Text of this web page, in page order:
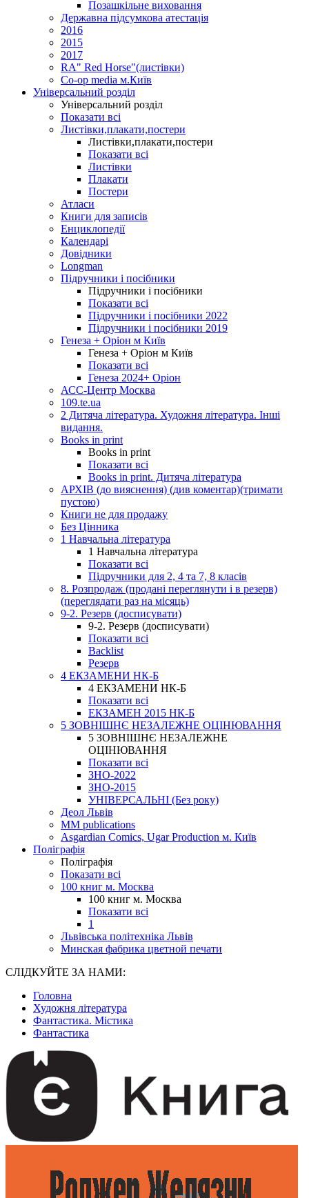
Позашкільне виховання
Державна підсумкова атестація
2016
2015
2017
RA" Red Horse"(листівки)
Co-op media м.Київ
Універсальний розділ
Універсальний розділ
Показати всі
Листівки,плакати,постери
Листівки,плакати,постери
Показати всі
Листівки
Плакати
Постери
Атласи
Книги для записів
Енциклопедії
Календарі
Довідники
Longman
Підручники і посібники
Підручники і посібники
Показати всі
Підручники і посібники 2022
Підручники і посібники 2019
Генеза + Оріон м Київ
Генеза + Оріон м Київ
Показати всі
Генеза 2024+ Оріон
АСС-Центр Москва
109.te.ua
2 Дитяча література. Художня література. Інші
видання.
Books in print
Books in print
Показати всі
Books in print. Дитяча література
АРХІВ (до вияснення) (див коментар)(тримати
пустою)
Книги не для продажу
Без Цінника
1 Навчальна література
1 Навчальна література
Показати всі
Підручники для 2, 4 та 7, 8 класів
8. Розпродаж (продані переглянути і в резерв)
(переглядати раз на місяць)
9-2. Резерв (досписувати)
9-2. Резерв (досписувати)
Показати всі
Backlist
Резерв
4 ЕКЗАМЕНИ НК-Б
4 ЕКЗАМЕНИ НК-Б
Показати всі
ЕКЗАМЕН 2015 НК-Б
5 ЗОВНІШНЄ НЕЗАЛЕЖНЕ ОЦІНЮВАННЯ
5 ЗОВНІШНЄ НЕЗАЛЕЖНЕ
ОЦІНЮВАННЯ
Показати всі
ЗНО-2022
ЗНО-2015
УНІВЕРСАЛЬНІ (Без року)
Деол Львів
MM publications
Asgardian Comics, Ugar Production м. Київ
Поліграфія
Поліграфія
Показати всі
100 книг м. Москва
100 книг м. Москва
Показати всі
1
Львівська політехніка Львів
Минская фабрика цветной печати
СЛІДКУЙТЕ ЗА НАМИ:
Головна
Художня література
Фантастика. Містика
Фантастика